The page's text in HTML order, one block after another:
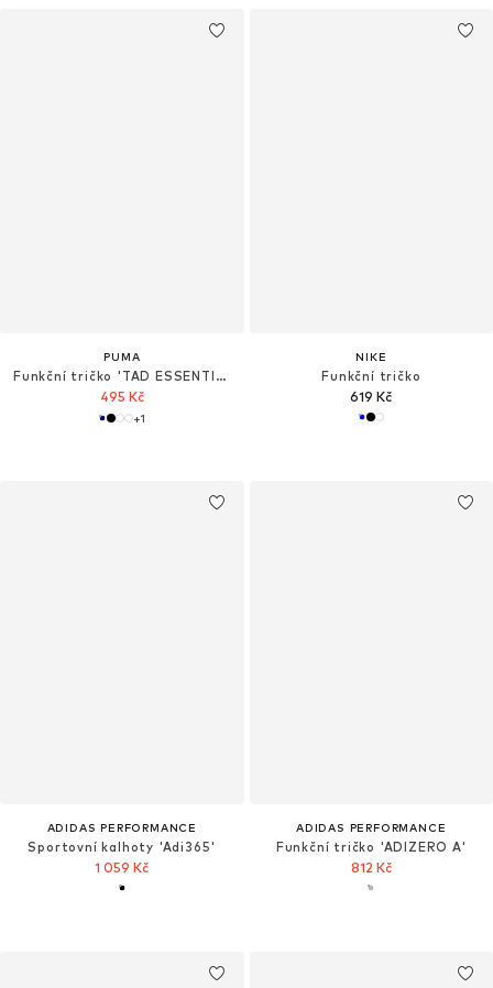
PUMA
Funkční tričko 'TAD ESSENTIALS'
495 Kč
+1
NIKE
Funkční tričko
619 Kč
ADIDAS PERFORMANCE
Sportovní kalhoty 'Adi365'
1 059 Kč
ADIDAS PERFORMANCE
Funkční tričko 'ADIZERO A'
812 Kč